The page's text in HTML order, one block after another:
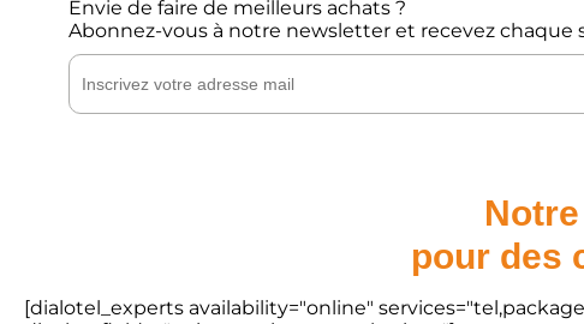
Envie de faire de meilleurs achats ?
Abonnez-vous à notre newsletter et recevez chaque
pour des
[dialotel_experts availability="online"